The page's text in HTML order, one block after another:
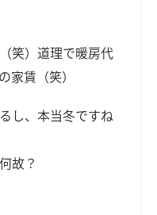
笑）道理で暖房代
家賃（笑）
し、本当冬ですね
故？